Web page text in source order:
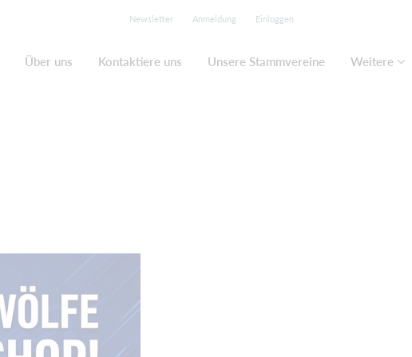
Newsletter Anmeldung Einloggen
Über uns Kontaktiere uns Unsere Stammvereine Weitere